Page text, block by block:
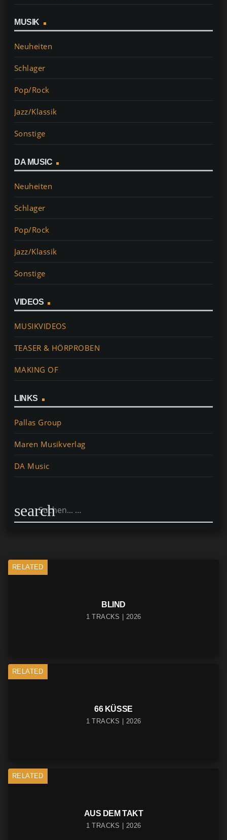
MUSIK
Neuheiten
Schlager
Pop/Rock
Jazz/Klassik
Sonstige
DA MUSIC
Neuheiten
Schlager
Pop/Rock
Jazz/Klassik
Sonstige
VIDEOS
MUSIKVIDEOS
TEASER & HÖRPROBEN
MAKING OF
LINKS
Pallas Group
Maren Musikverlag
DA Music
search
RELATED
BLIND
1 TRACKS | 2026
RELATED
66 KÜSSE
1 TRACKS | 2026
RELATED
AUS DEM TAKT
1 TRACKS | 2026